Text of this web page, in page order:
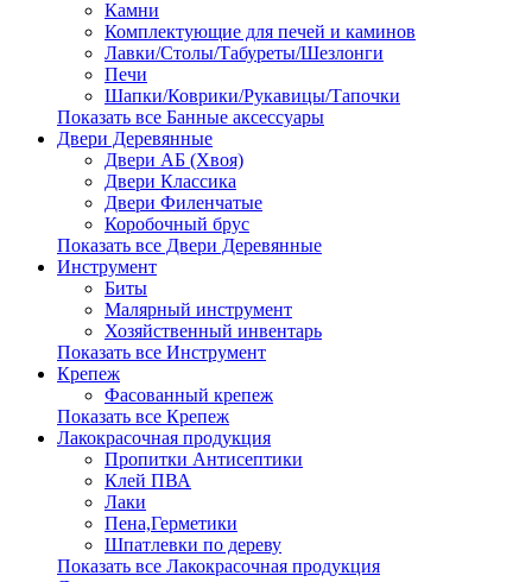
Камни
Комплектующие для печей и каминов
Лавки/Столы/Табуреты/Шезлонги
Печи
Шапки/Коврики/Рукавицы/Тапочки
Показать все Банные аксессуары
Двери Деревянные
Двери АБ (Хвоя)
Двери Классика
Двери Филенчатые
Коробочный брус
Показать все Двери Деревянные
Инструмент
Биты
Малярный инструмент
Хозяйственный инвентарь
Показать все Инструмент
Крепеж
Фасованный крепеж
Показать все Крепеж
Лакокрасочная продукция
Пропитки Антисептики
Клей ПВА
Лаки
Пена,Герметики
Шпатлевки по дереву
Показать все Лакокрасочная продукция